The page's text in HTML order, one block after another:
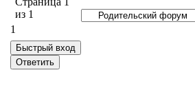
из 1
1